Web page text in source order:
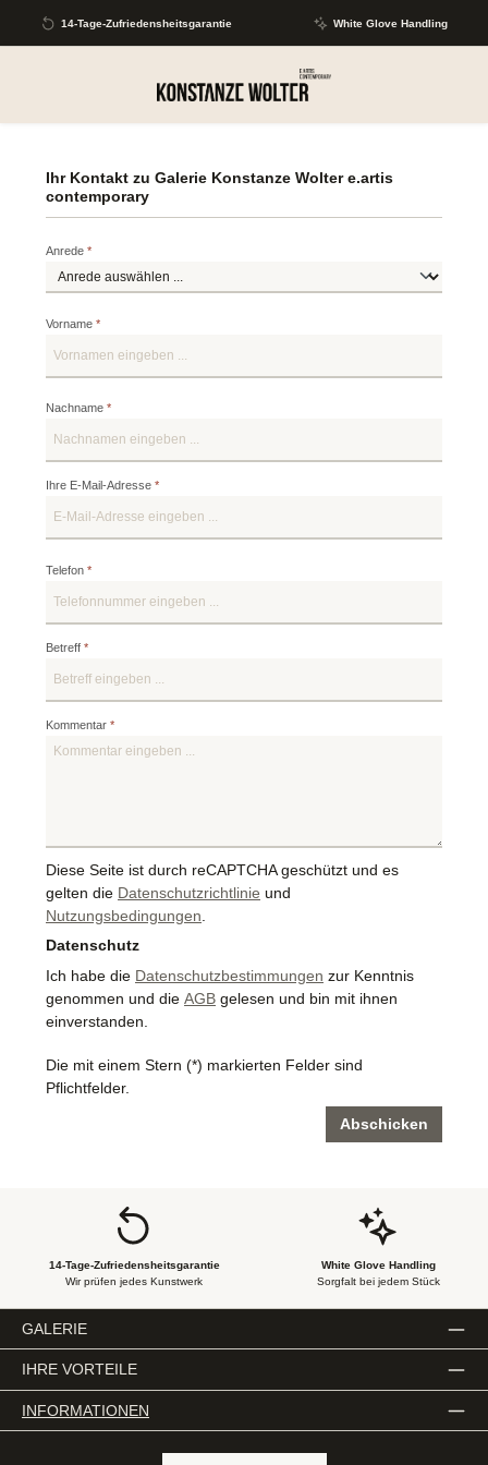
Zum Hauptinhalt springen
14-Tage-Zufriedensheitsgarantie White Glove Handling
Ihr Kontakt zu Galerie Konstanze Wolter e.artis
contemporary
Anrede *
Vorname *
Nachname *
Ihre E-Mail-Adresse *
Telefon *
Betreff *
Kommentar *
Diese Seite ist durch reCAPTCHA geschützt und es
gelten die Datenschutzrichtlinie und
Nutzungsbedingungen
Datenschutz
Ich habe die Datenschutzbestimmungen zur Kenntnis
genommen und die AGB gelesen und bin mit ihnen
einverstanden.
Die mit einem Stern (*) markierten Felder sind
Pflichtfelder.
Abschicken
14-Tage-Zufriedensheitsgarantie
Wir prüfen jedes Kunstwerk
White Glove Handling
Sorgfalt bei jedem Stück
GALERIE
IHRE VORTEILE
INFORMATIONEN